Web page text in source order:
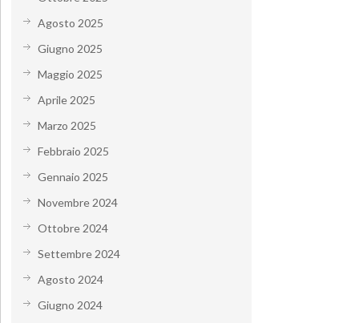
Agosto 2025
Giugno 2025
Maggio 2025
Aprile 2025
Marzo 2025
Febbraio 2025
Gennaio 2025
Novembre 2024
Ottobre 2024
Settembre 2024
Agosto 2024
Giugno 2024